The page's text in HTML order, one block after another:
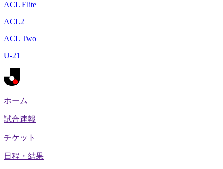
ACL Elite
ACL2
ACL Two
U-21
ホーム
試合速報
チケット
日程・結果